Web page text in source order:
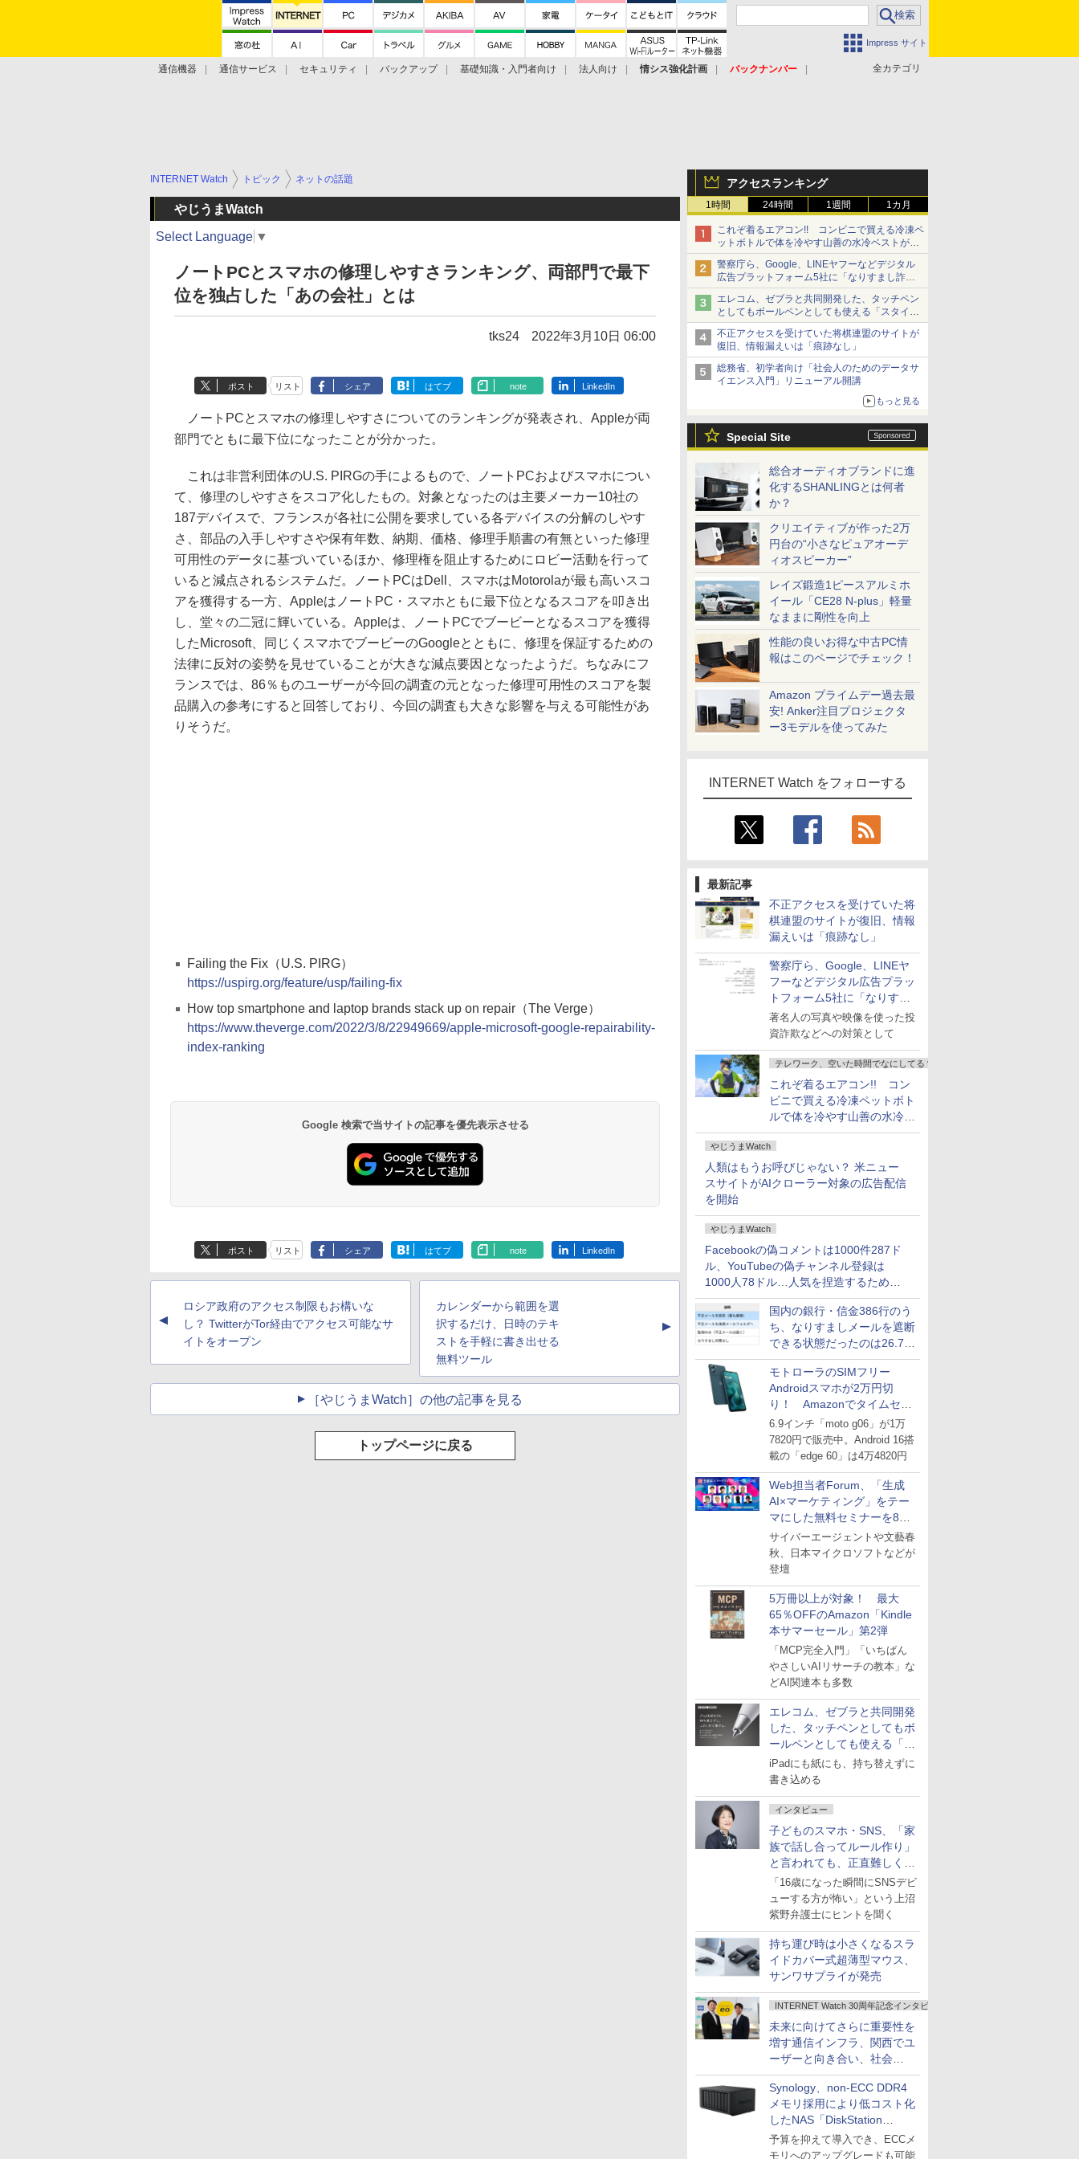
Impress サイト
全カテゴリ
通信機器 通信サービス セキュリティ バックアップ 基礎知識・入門者向け 法人向け 情シス強化計画
バックナンバー
アクセスランキング
1時間 24時間 1週間 1カ月
これぞ着るエアコン!! コンビニで買える冷凍ペ
ットボトルで体を冷やす山善の水冷ベストがロ
ードバイクにちょうどいい【ぼっち・ざ・ろー
ど！その14】【空いた時間でなにしてる？】
警察庁ら、Google、LINEヤフーなどデジタル
広告プラットフォーム5社に「なりすまし詐欺
広告」対策強化を要請 著名人の写真や映像を
使った投資詐欺などへの対策として
エレコム、ゼブラと共同開発した、タッチペン
としてもボールペンとしても使える「スタイラ
スツーウェイ」発売 iPadにも紙にも、持ち替
えずに書き込める
不正アクセスを受けていた将棋連盟のサイトが
復旧、情報漏えいは「痕跡なし」
総務省、初学者向け「社会人のためのデータサ
イエンス入門」リニューアル開講
もっと見る
Special Site
総合オーディオブランドに進
化するSHANLINGとは何者
か？
クリエイティブが作った2万
円台の“小さなピュアオーデ
ィオスピーカー”
レイズ鍛造1ピースアルミホ
イール「CE28 N-plus」軽量
なままに剛性を向上
性能の良いお得な中古PC情
報はこのページでチェック！
Amazon プライムデー過去最
安! Anker注目プロジェクタ
ー3モデルを使ってみた
INTERNET Watch をフォローする
最新記事
不正アクセスを受けていた将
棋連盟のサイトが復旧、情報
漏えいは「痕跡なし」
警察庁ら、Google、LINEヤ
フーなどデジタル広告プラッ
トフォーム5社に「なりすま
し詐欺広告」対策強化を要請
著名人の写真や映像を使った投
資詐欺などへの対策として
テレワーク、空いた時間でなにしてる？
これぞ着るエアコン!! コン
ビニで買える冷凍ペットボト
ルで体を冷やす山善の水冷ベ
ストがロードバイクにちょう
どいい【ぼっち・ざ・ろー
ど！その14】
やじうまWatch
人類はもうお呼びじゃない？ 米ニュー
スサイトがAIクローラー対象の広告配信
を開始
やじうまWatch
Facebookの偽コメントは1000件287ド
ル、YouTubeの偽チャンネル登録は
1000人78ドル…人気を捏造するための
価格リストが公開中
国内の銀行・信金386行のう
ち、なりすましメールを遮断
できる状態だったのは26.7％
にとどまる～GMOブランド
セキュリティ調査
モトローラのSIMフリー
Androidスマホが2万円切
り！ Amazonでタイムセー
ル
6.9インチ「moto g06」が1万
7820円で販売中。Android 16搭
載の「edge 60」は4万4820円
Web担当者Forum、「生成
AI×マーケティング」をテー
マにした無料セミナーを8月
27日にオンライン開催
サイバーエージェントや文藝春
秋、日本マイクロソフトなどが
登壇
5万冊以上が対象！ 最大
65％OFFのAmazon「Kindle
本サマーセール」第2弾
「MCP完全入門」「いちばん
やさしいAIリサーチの教本」な
どAI関連本も多数
エレコム、ゼブラと共同開発
した、タッチペンとしてもボ
ールペンとしても使える「ス
タイラスツーウェイ」発売
iPadにも紙にも、持ち替えずに
書き込める
インタビュー
子どものスマホ・SNS、「家
族で話し合ってルール作り」
と言われても、正直難しくな
いですか？
「16歳になった瞬間にSNSデビ
ューする方が怖い」という上沼
紫野弁護士にヒントを聞く
持ち運び時は小さくなるスラ
イドカバー式超薄型マウス、
サンワサプライが発売
INTERNET Watch 30周年記念インタビュー
未来に向けてさらに重要性を
増す通信インフラ、関西でユ
ーザーと向き合い、社会
の“あたらしい”を起動し続け
る～オプテージ
Synology、non-ECC DDR4
メモリ採用により低コスト化
したNAS「DiskStation
neo+」シリーズ
予算を抑えて導入でき、ECCメ
モリへのアップグレードも可能
INTERNET Watch トピック ネットの話題
やじうまWatch
Select Language ▼
ノートPCとスマホの修理しやすさランキング、両部門で最下
位を独占した「あの会社」とは
tks24 2022年3月10日 06:00
ポスト リスト シェア はてブ note LinkedIn
ノートPCとスマホの修理しやすさについてのランキングが発表され、Appleが両
部門でともに最下位になったことが分かった。
これは非営利団体のU.S. PIRGの手によるもので、ノートPCおよびスマホについ
て、修理のしやすさをスコア化したもの。対象となったのは主要メーカー10社の
187デバイスで、フランスが各社に公開を要求している各デバイスの分解のしやす
さ、部品の入手しやすさや保有年数、納期、価格、修理手順書の有無といった修理
可用性のデータに基づいているほか、修理権を阻止するためにロビー活動を行って
いると減点されるシステムだ。ノートPCはDell、スマホはMotorolaが最も高いスコ
アを獲得する一方、AppleはノートPC・スマホともに最下位となるスコアを叩き出
し、堂々の二冠に輝いている。Appleは、ノートPCでブービーとなるスコアを獲得
したMicrosoft、同じくスマホでブービーのGoogleとともに、修理を保証するための
法律に反対の姿勢を見せていることが大きな減点要因となったようだ。ちなみにフ
ランスでは、86％ものユーザーが今回の調査の元となった修理可用性のスコアを製
品購入の参考にすると回答しており、今回の調査も大きな影響を与える可能性があ
りそうだ。
Failing the Fix（U.S. PIRG）
https://uspirg.org/feature/usp/failing-fix
How top smartphone and laptop brands stack up on repair（The Verge）
https://www.theverge.com/2022/3/8/22949669/apple-microsoft-google-repairability-
index-ranking
Google 検索で当サイトの記事を優先表示させる
ポスト リスト シェア はてブ note LinkedIn
▲
ロシア政府のアクセス制限もお構いな
し？ TwitterがTor経由でアクセス可能なサ
イトをオープン
カレンダーから範囲を選
択するだけ、日時のテキ
ストを手軽に書き出せる
無料ツール
▲
［やじうまWatch］の他の記事を見る
トップページに戻る